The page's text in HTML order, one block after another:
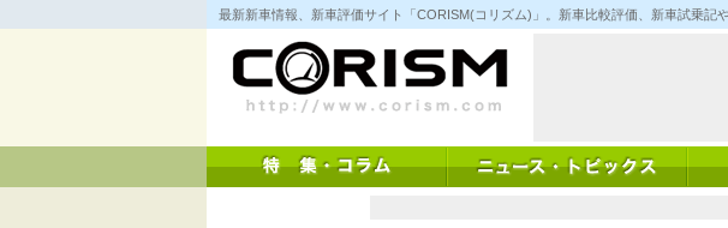
コ
ン
キ
ッ
最新新車情報、新車評価サイト「CORISM(コリズム)」。新車比較評価、新車試乗記